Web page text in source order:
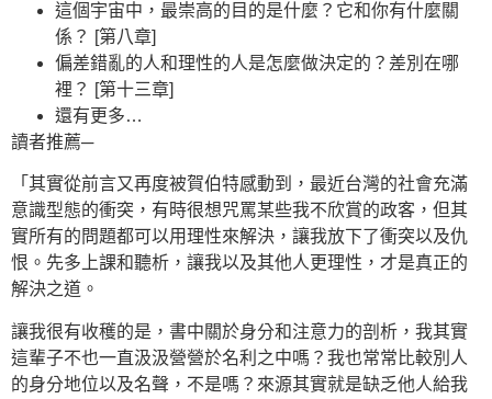
這個宇宙中，最崇高的目的是什麼？它和你有什麼關
係？ [第八章]
偏差錯亂的人和理性的人是怎麼做決定的？差別在哪
裡？ [第十三章]
還有更多…
讀者推薦─
「其實從前言又再度被賀伯特感動到，最近台灣的社會充滿
意識型態的衝突，有時很想咒罵某些我不欣賞的政客，但其
實所有的問題都可以用理性來解決，讓我放下了衝突以及仇
恨。先多上課和聽析，讓我以及其他人更理性，才是真正的
解決之道。
讓我很有收穫的是，書中關於身分和注意力的剖析，我其實
這輩子不也一直汲汲營營於名利之中嗎？我也常常比較別人
的身分地位以及名聲，不是嗎？來源其實就是缺乏他人給我